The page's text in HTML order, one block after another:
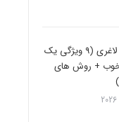
بهترین جراح لاغری (9 ویژگی یک
خوب + روش های